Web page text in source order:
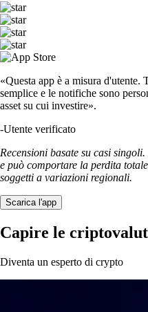
«Questa app è a misura
semplice e le notifiche sono
asset su cui investire».
-Utente verificato
Recensioni basate su casi
e può comportare la perdita
soggetti a variazioni regionali.
Scarica l'app
Capire le
Diventa un esperto di crypto